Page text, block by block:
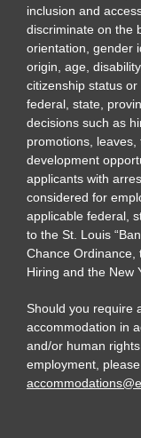
inclusion and
discriminate on the
orientation, gender
origin, age,
citizenship status
federal, state,
decisions such as
promotions, leaves,
development
applicants with
considered for
applicable federal,
to the St. Louis
Chance Ordinance,
Hiring and the New
Should you require
accommodation in
and/or human
employment,